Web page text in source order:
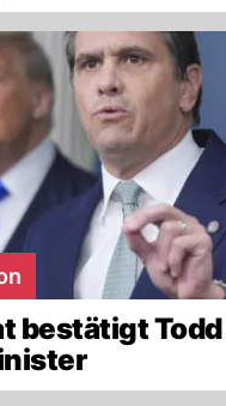
bestätigt